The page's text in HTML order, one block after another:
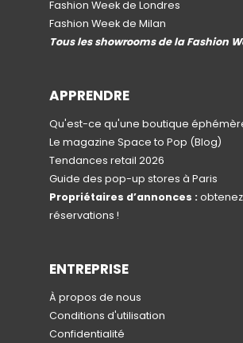
Fashion Week de Londres
Fashion Week de Milan
Tous les showrooms de la Fashion
APPRENDRE
Qu'est-ce qu'une boutique
Le magazine Space to Pop (Blog)
Tendances retail 2026
Guide des pop-up stores à Paris
Propriétaires d’annonces :
réservations !
ENTREPRISE
À propos de nous
Conditions d'utilisation
Confidentialité